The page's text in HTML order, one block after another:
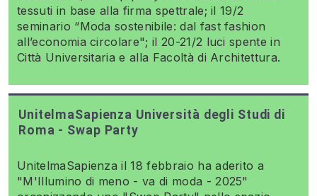
tessuti in base alla firma spettrale; il 19/2
seminario “Moda sostenibile: dal fast fashion
all’economia circolare"; il 20-21/2 luci spente in
Città Universitaria e alla Facoltà di Architettura.
UnitelmaSapienza Università degli Studi di
Roma - Swap Party
UnitelmaSapienza il 18 febbraio ha aderito a
"M'Illumino di meno - va di moda - 2025"